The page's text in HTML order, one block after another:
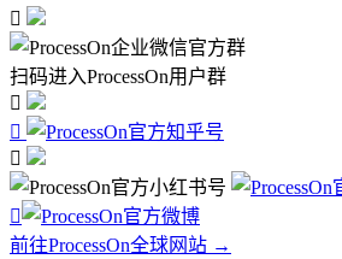

扫码进入ProcessOn用户群




前往ProcessOn全球网站 →